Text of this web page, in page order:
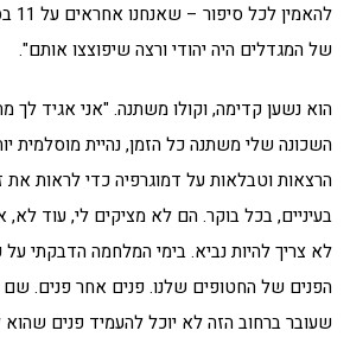
של המגדלים היה יהודי ורצה שיפוצצו אותם".
הוא נשען קדימה, וקולו משתנה. "אני אגיד לך
השכונה שלי משתנה כל הזמן, נהיית מוסלמית
הרצאות וטבלאות על דמוגרפיה כדי לראות את
בעיניים, בכל בוקר. הם לא מציקים לי, עוד לא,
לא צריך להיות נביא. בימי המלחמה הדבקתי
הפנים של החטופים שלנו. פנים אחר פנים.